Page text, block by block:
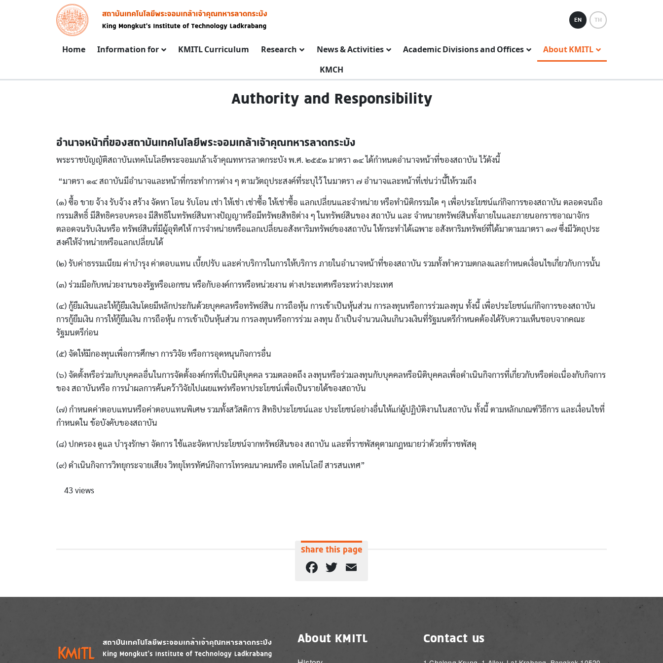
Skip to main content
Image
EN TH
Main navigation
Home Information for KMITL Curriculum Research News & Activities Academic Divisions and Offices
About KMITL
KMCH
Authority and Responsibility
อํานาจหน้าที่ของสถาบันเทคโนโลยีพระจอมเกล้าเจ้าคุณทหารลาดกระบัง
พระราชบัญญัติสถาบันเทคโนโลยีพระจอมเกล้าเจ้าคุณทหารลาดกระบัง พ.ศ. ๒๕๕๑ มาตรา ๑๔ ได้กําหนดอํานาจหน้าที่ของสถาบัน ไว้ดังนี้
“มาตรา ๑๔ สถาบันมีอํานาจและหน้าที่กระทําการต่าง ๆ ตามวัตถุประสงค์ที่ระบุไว้ ในมาตรา ๗ อํานาจและหน้าที่เช่นว่านี้ให้รวมถึง
(๑) ซื้อ ขาย จ้าง รับจ้าง สร้าง จัดหา โอน รับโอน เช่า ให้เช่า เช่าซื้อ ให้เช่าซื้อ แลกเปลี่ยนและจําหน่าย หรือทํานิติกรรมใด ๆ เพื่อประโยชน์แก่กิจการของสถาบัน ตลอดจนถือ
กรรมสิทธิ์ มีสิทธิครอบครอง มีสิทธิในทรัพย์สินทางปัญญาหรือมีทรัพยสิทธิต่าง ๆ ในทรัพย์สินของ สถาบัน และ จําหนายทรัพย์สินทั้งภายในและภายนอกราชอาณาจักร
ตลอดจนรับเงินหรือ ทรัพย์สินที่มีผู้อุทิศให้ การจําหน่ายหรือแลกเปลี่ยนอสังหาริมทรัพย์ของสถาบัน ให้กระทําได้เฉพาะ อสังหาริมทรัพย์ที่ได้มาตามมาตรา ๑๗ ซึ่งมีวัตถุประ
สงค์ให้จําหน่ายหรือแลกเปลี่ยนได้
(๒) รับค่าธรรมเนียม ค่าบํารุง ค่าตอบแทน เบี้ยปรับ และค่าบริการในการให้บริการ ภายในอํานาจหน้าที่ของสถาบัน รวมทั้งทําความตกลงและกําหนดเงื่อนไขเกี่ยวกับการนั้น
(๓) ร่วมมือกับหน่วยงานของรัฐหรือเอกชน หรือกับองค์การหรือหน่วยงาน ต่างประเทศหรือระหว่างประเทศ
(๔) กู้ยืมเงินและให้กู้ยืมเงินโดยมีหลักประกันด้วยบุคคลหรือทรัพย์สิน การถือหุ้น การเข้าเป็นหุ้นส่วน การลงทุนหรือการร่วมลงทุน ทั้งนี้ เพื่อประโยชน์แก่กิจการของสถาบัน
การกู้ยืมเงิน การให้กู้ยืมเงิน การถือหุ้น การเข้าเป็นหุ้นส่วน การลงทุนหรือการร่วม ลงทุน ถ้าเป็นจํานวนเงินเกินวงเงินที่รัฐมนตรีกําหนดต้องได้รับความเห็นชอบจากคณะ
รัฐมนตรีก่อน
(๕) จัดให้มีกองทุนเพื่อการศึกษา การวิจัย หรือการอุดหนุนกิจการอื่น
(๖) จัดตั้งหรือร่วมกับบุคคลอื่นในการจัดตั้งองค์กรที่เป็นนิติบุคคล รวมตลอดถึง ลงทุนหรือร่วมลงทุนกับบุคคลหรือนิติบุคคลเพื่อดําเนินกิจการที่เกี่ยวกับหรือต่อเนื่องกับกิจการ
ของ สถาบันหรือ การนําผลการค้นคว้าวิจัยไปเผยแพร่หรือหาประโยชน์เพื่อเป็นรายได้ของสถาบัน
(๗) กําหนดค่าตอบแทนหรือค่าตอบแทนพิเศษ รวมทั้งสวัสดิการ สิทธิประโยชน์และ ประโยชน์อย่างอื่นให้แก่ผู้ปฏิบัติงานในสถาบัน ทั้งนี้ ตามหลักเกณฑ์วิธีการ และเงื่อนไขที่
กําหนดใน ข้อบังคับของสถาบัน
(๘) ปกครอง ดูแล บํารุงรักษา จัดการ ใช้และจัดหาประโยชน์จากทรัพย์สินของ สถาบัน และที่ราชพัสดุตามกฎหมายว่าด้วยที่ราชพัสดุ
(๙) ดําเนินกิจการวิทยุกระจายเสียง วิทยุโทรทัศน์กิจการโทรคมนาคมหรือ เทคโนโลยี สารสนเทศ”
43 views
Share this page
Facebook
Twitter
Image Image About KMITL Contact us